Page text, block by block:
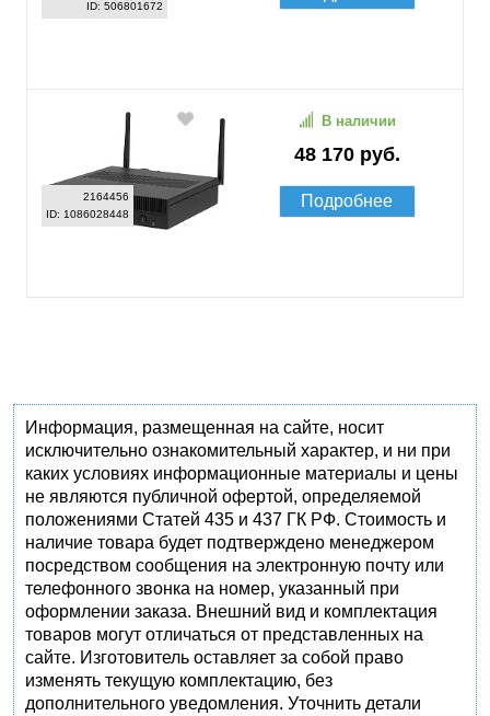
ID: 506801672
2164456
ID: 1086028448
48 170 руб.
В наличии
Подробнее
Информация, размещенная на сайте, носит
исключительно ознакомительный характер, и ни при
каких условиях информационные материалы и цены
не являются публичной офертой, определяемой
положениями Статей 435 и 437 ГК РФ. Стоимость и
наличие товара будет подтверждено менеджером
посредством сообщения на электронную почту или
телефонного звонка на номер, указанный при
оформлении заказа. Внешний вид и комплектация
товаров могут отличаться от представленных на
сайте. Изготовитель оставляет за собой право
изменять текущую комплектацию, без
дополнительного уведомления. Уточнить детали